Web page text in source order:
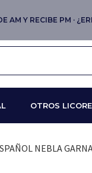
Y RECIBE PM ·
OTROS
NEBLA